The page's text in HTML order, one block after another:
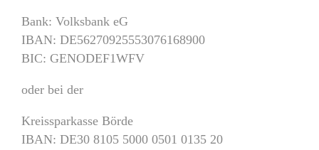
Bank: Volksbank eG
IBAN: DE56270925553076168900
BIC: GENODEF1WFV
oder bei der
Kreissparkasse Börde
IBAN: DE30 8105 5000 0501 0135 20